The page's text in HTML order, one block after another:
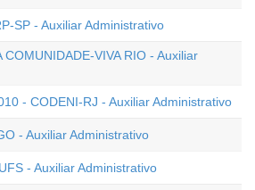
SP - Auxiliar Administrativo
COMUNIDADE-VIVA RIO - Auxiliar
- CODENI-RJ - Auxiliar Administrativo
- Auxiliar Administrativo
- Auxiliar Administrativo